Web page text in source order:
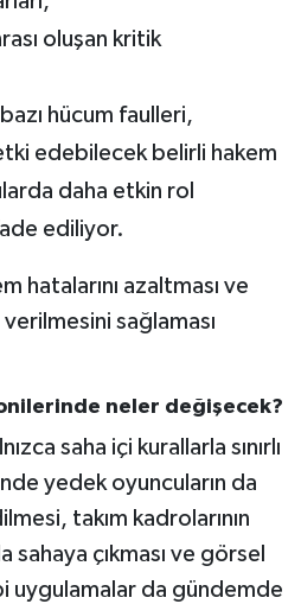
oluşan kritik
hücum faulleri,
edebilecek belirli hakem
daha etkin rol
ediliyor.
hatalarını azaltması ve
sağlaması
neler değişecek?
saha içi kurallarla sınırlı
yedek oyuncuların da
takım kadrolarının
çıkması ve görsel
uygulamalar da gündemde